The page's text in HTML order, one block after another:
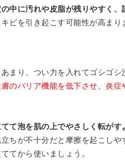
中に汚れや皮脂が残りやすく、
ビを引き起こす可能性が高まり
まり、つい力を入れてゴシゴシ
のバリア機能を低下させ、炎症
て泡を肌の上でやさしく転がす
ちが不十分だと摩擦を起こし
てから使いましょう。